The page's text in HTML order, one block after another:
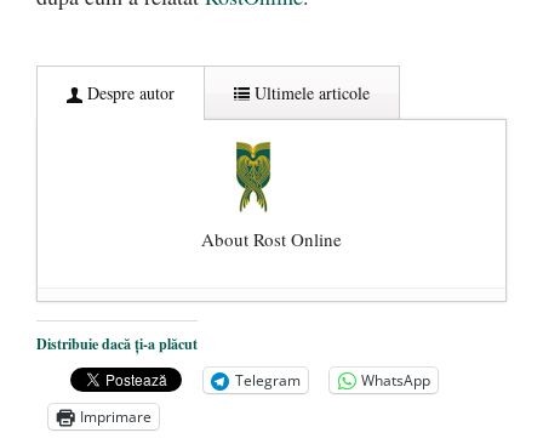
Despre autor Ultimele articole
About Rost Online
Dezvăluiri cutremurătoare despre
președintele Ucrainei, Volodymyr
Zelensky
- 13 mai 2026
Statul care servește Națiunea
Distribuie dacă ți-a plăcut
Telegram
WhatsApp
Imprimare